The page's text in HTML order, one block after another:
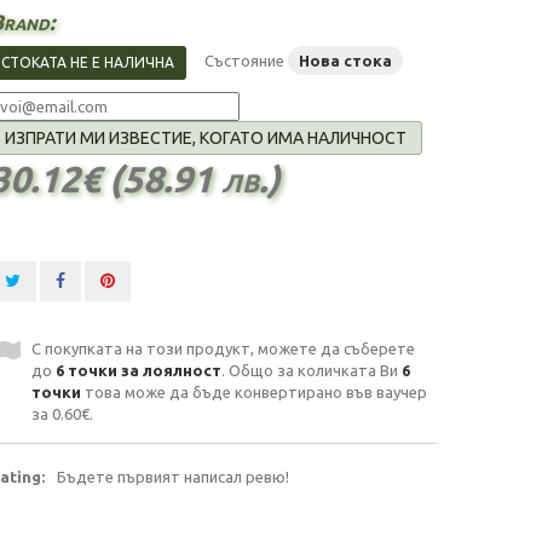
СТОКАТА НЕ Е НАЛИЧНА Състояние Нова стока
ИЗПРАТИ МИ ИЗВЕСТИЕ, КОГАТО ИМА НАЛИЧНОСТ
(58.91 лв.)
С покупката на този продукт, можете да съберете
до 6 точки за лоялност. Общо за количката Ви 6
точки това може да бъде конвертирано във ваучер
за 0.60€.
Бъдете първият написал ревю!